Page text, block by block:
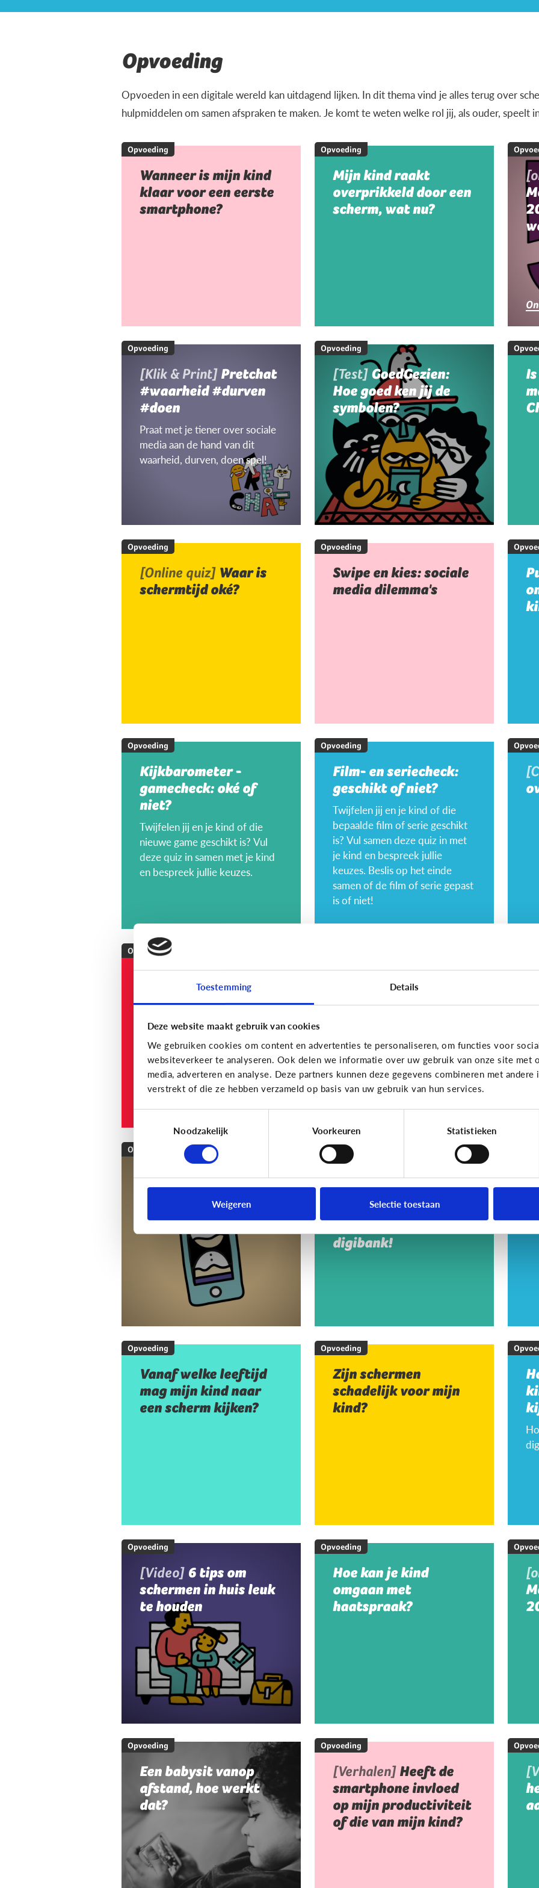
Toestemming Details
Deze website maakt gebruik van cookies
We gebruiken cookies om content en advertenties te personaliseren, om functies voor
websiteverkeer te analyseren. Ook delen we informatie over uw gebruik van onze site met
media, adverteren en analyse. Deze partners kunnen deze gegevens combineren met
verstrekt of die ze hebben verzameld op basis van uw gebruik van hun services.
Noodzakelijk
Voorkeuren Statistieken
Weigeren Selectie toestaan
Opvoeding
Opvoeden in een digitale wereld kan uitdagend lijken. In dit thema vind je alles terug over
hulpmiddelen om samen afspraken te maken. Je komt te weten welke rol jij, als ouder, speelt
Opvoeding
Wanneer is mijn kind
klaar voor een eerste
smartphone?
Opvoeding
Mijn kind raakt
overprikkeld door een
scherm, wat nu?
Opvoeding
[Klik & Print] Pretchat
#waarheid #durven
#doen
Praat met je tiener over sociale
media aan de hand van dit
waarheid, durven, doen spel!
Opvoeding
[Test] GoedGezien:
Hoe goed ken jij de
symbolen?
Opvoeding
[Online quiz] Waar is
schermtijd oké?
Opvoeding
Swipe en kies: sociale
media dilemma's
Opvoeding
Kijkbarometer -
gamecheck: oké of
niet?
Twijfelen jij en je kind of die
nieuwe game geschikt is? Vul
deze quiz in samen met je kind
en bespreek jullie keuzes.
Opvoeding
Film- en seriecheck:
geschikt of niet?
Twijfelen jij en je kind of die
bepaalde film of serie geschikt
is? Vul samen deze quiz in met
je kind en bespreek jullie
keuzes. Beslis op het einde
samen of de film of serie gepast
is of niet!
Opvoeding
MediaNest Cijfers
2023 - Kom alles te
weten over het
mediagebruik en de
mediaopvoeding in
gezinnen
content voor mijn
kind?
Opvoeding
[Klik & Print]Als ...
dan: afspraken maken
over schermtijd!
Opvoeding
Vragen over de
computer, het
internet, …? Ga naar
een digipunt of
digibank!
Opvoeding
Vanaf welke leeftijd
mag mijn kind naar
een scherm kijken?
Opvoeding
Zijn schermen
schadelijk voor mijn
kind?
Opvoeding
[Video] 6 tips om
schermen in huis leuk
te houden
Opvoeding
Hoe kan je kind
omgaan met
haatspraak?
Opvoeding
Een babysit vanop
afstand, hoe werkt
dat?
Opvoeding
[Verhalen] Heeft de
smartphone invloed
op mijn productiviteit
of die van mijn kind?